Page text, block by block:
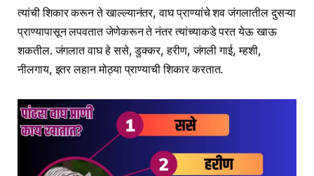
त्यांची शिकार करून ते खाल्ल्यानंतर, वाघ प्राण्यांचे शव जंगलातील दुसऱ्या
प्राण्यापासून लपवतात जेणेकरून ते नंतर त्यांच्याकडे परत येऊ खाऊ
शकतील. जंगलात वाघ हे ससे, डुक्कर, हरीण, जंगली गाई, म्हशी,
नीलगाय, इतर लहान मोठ्या प्राण्याची शिकार करतात.